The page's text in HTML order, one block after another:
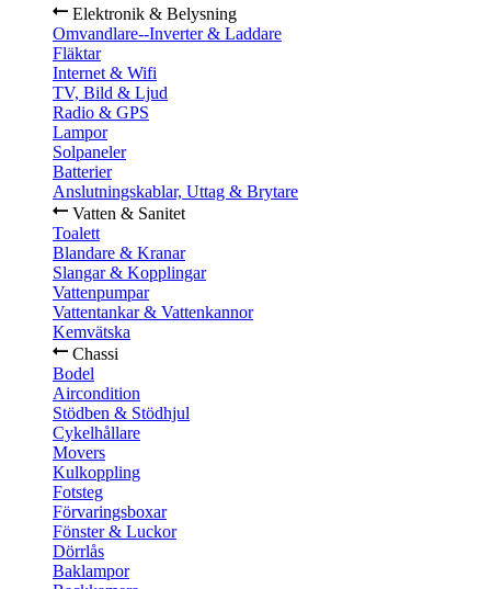
Elektronik & Belysning
Omvandlare--Inverter & Laddare
Fläktar
Internet & Wifi
TV, Bild & Ljud
Radio & GPS
Lampor
Solpaneler
Batterier
Anslutningskablar, Uttag & Brytare
Vatten & Sanitet
Toalett
Blandare & Kranar
Slangar & Kopplingar
Vattenpumpar
Vattentankar & Vattenkannor
Kemvätska
Chassi
Bodel
Aircondition
Stödben & Stödhjul
Cykelhållare
Movers
Kulkoppling
Fotsteg
Förvaringsboxar
Fönster & Luckor
Dörrlås
Baklampor